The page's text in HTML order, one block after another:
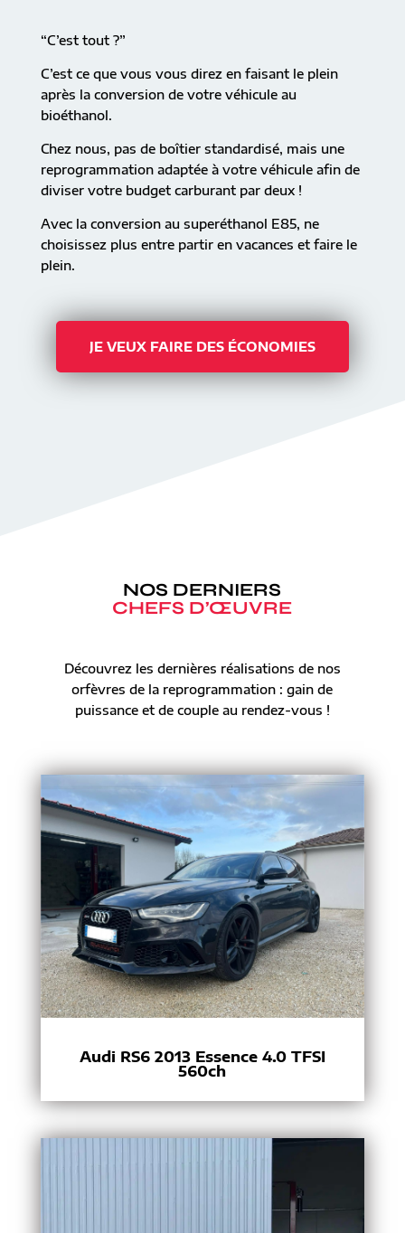
“C’est tout ?”
C’est ce que vous vous direz en faisant le plein
après la conversion de votre véhicule au
bioéthanol.
Chez nous, pas de boîtier standardisé, mais une
reprogrammation adaptée à votre véhicule afin de
diviser votre budget carburant par deux !
Avec la conversion au superéthanol E85, ne
choisissez plus entre partir en vacances et faire le
plein.
JE VEUX FAIRE DES ÉCONOMIES
NOS DERNIERS
CHEFS D’ŒUVRE
Découvrez les dernières réalisations de nos
orfèvres de la reprogrammation : gain de
puissance et de couple au rendez-vous !
Audi RS6 2013 Essence 4.0 TFSI
560ch